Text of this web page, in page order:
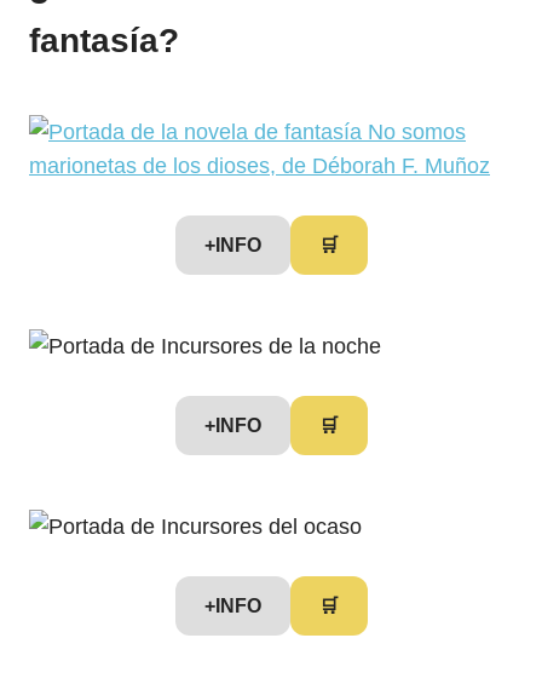
fantasía?
+INFO 🛒
+INFO 🛒
+INFO 🛒